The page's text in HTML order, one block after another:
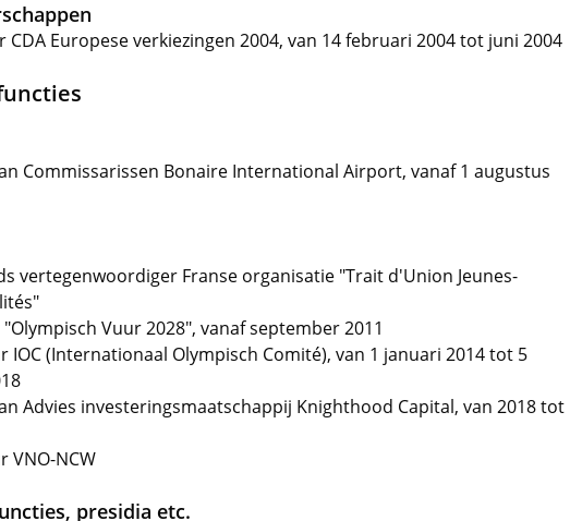
CDA Europese verkiezingen 2004, van 14 februari 2004 tot juni 2004
Commissarissen Bonaire International Airport, vanaf 1 augustus
vertegenwoordiger Franse organisatie "Trait d'Union Jeunes-
Vuur 2028", vanaf september 2011
IOC (Internationaal Olympisch Comité), van 1 januari 2014 tot 5
Advies investeringsmaatschappij Knighthood Capital, van 2018 tot
VNO-NCW
presidia etc.